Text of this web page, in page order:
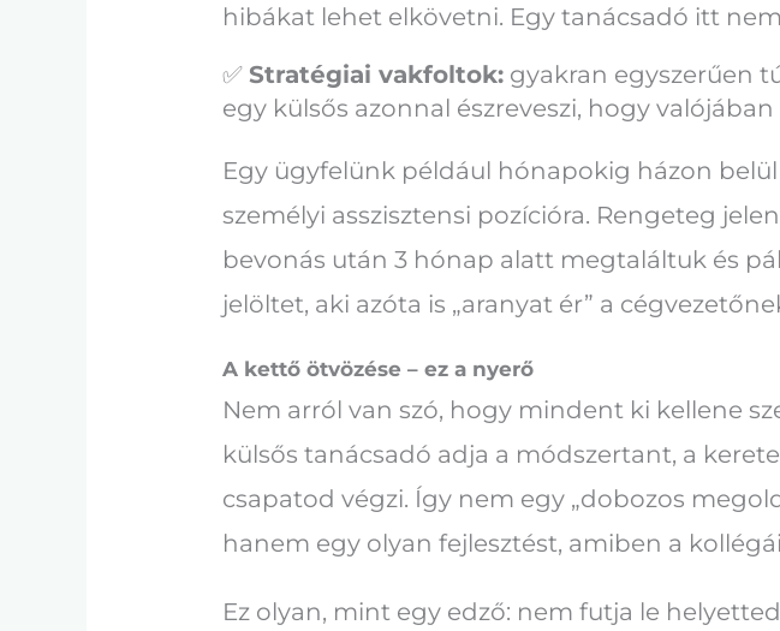
hibákat lehet elkövetni. Egy tanácsadó itt
✅Stratégiai vakfoltok: gyakran egyszerűen
egy külsős azonnal észreveszi, hogy valójában
Egy ügyfelünk például hónapokig házon
személyi asszisztensi pozícióra. Rengeteg
bevonás után 3 hónap alatt megtaláltuk és
jelöltet, aki azóta is „aranyat ér” a
A kettő ötvözése – ez a nyerő
Nem arról van szó, hogy mindent ki kellene
külsős tanácsadó adja a módszertant, a
csapatod végzi. Így nem egy „dobozos
hanem egy olyan fejlesztést, amiben a
Ez olyan, mint egy edző: nem futja le